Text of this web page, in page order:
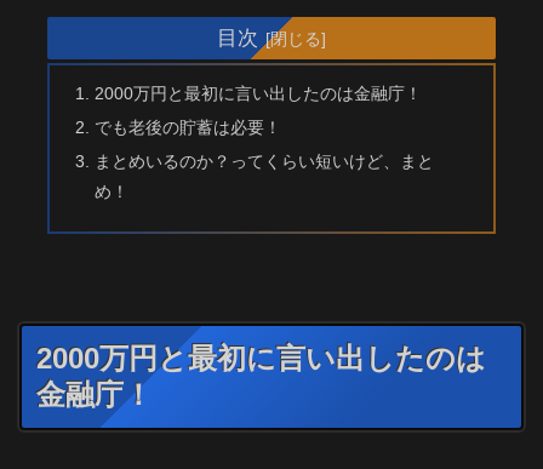
目次
2000万円と最初に言い出したのは金融庁！
でも老後の貯蓄は必要！
まとめいるのか？ってくらい短いけど、まと
め！
2000万円と最初に言い出したのは
金融庁！